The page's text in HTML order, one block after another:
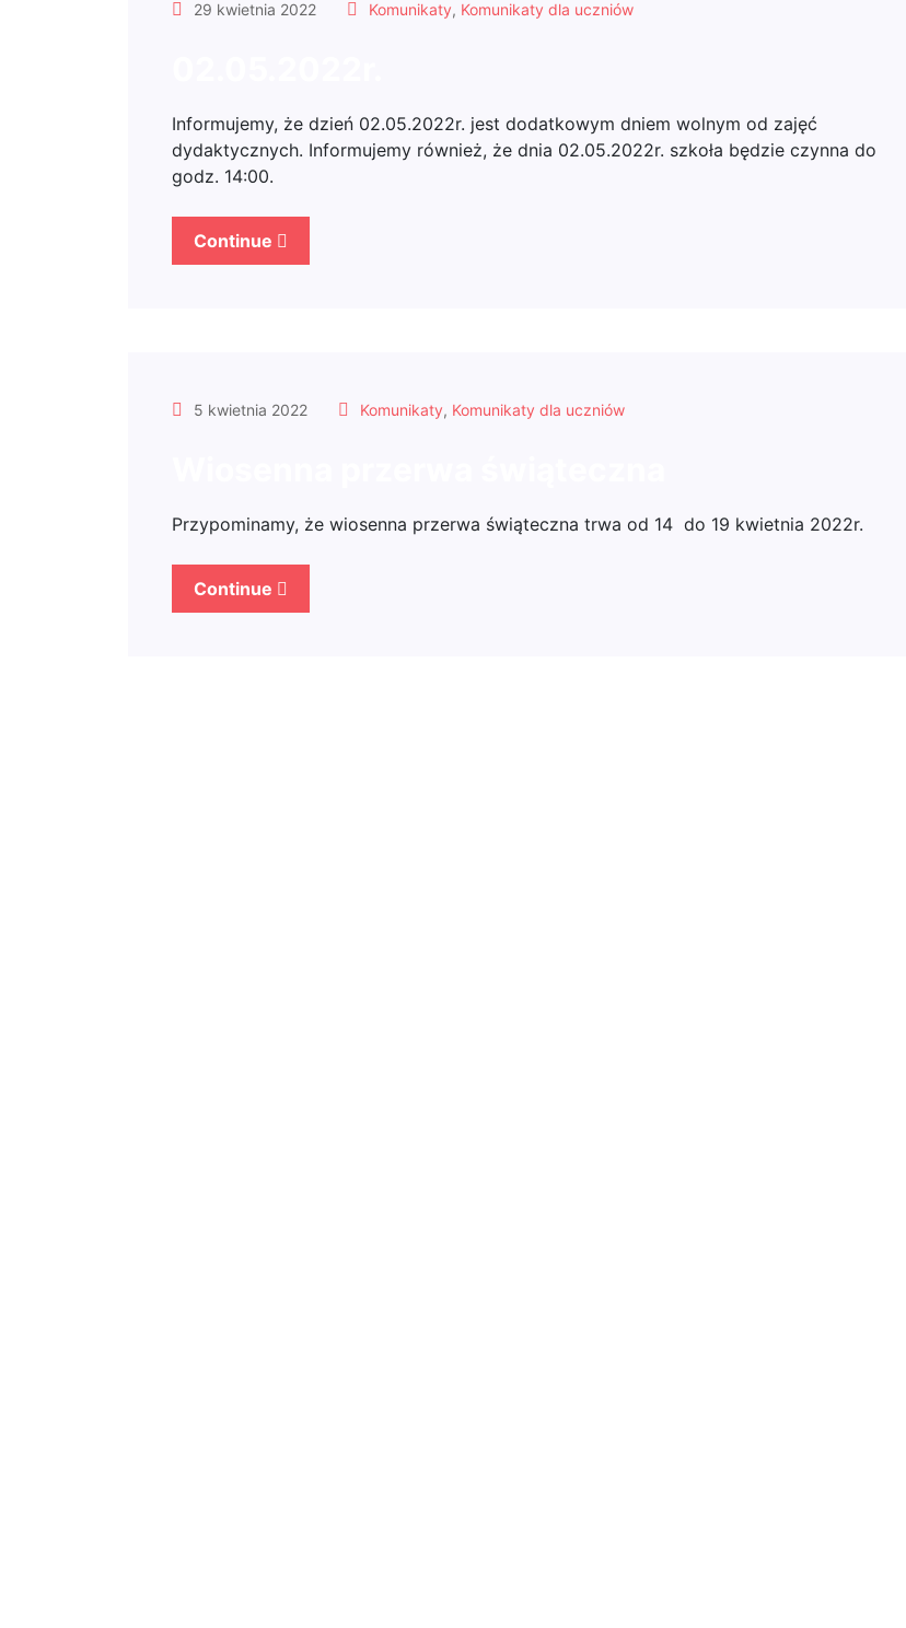
29 kwietnia 2022 Komunikaty, Komunikaty dla uczniów
Informujemy, że dzień 02.05.2022r. jest dodatkowym dniem wolnym od zajęć
dydaktycznych. Informujemy również, że dnia 02.05.2022r. szkoła będzie czynna do
godz. 14:00.
Continue
5 kwietnia 2022 Komunikaty, Komunikaty dla uczniów
Przypominamy, że wiosenna przerwa świąteczna trwa od 14 do 19 kwietnia 2022r.
Continue